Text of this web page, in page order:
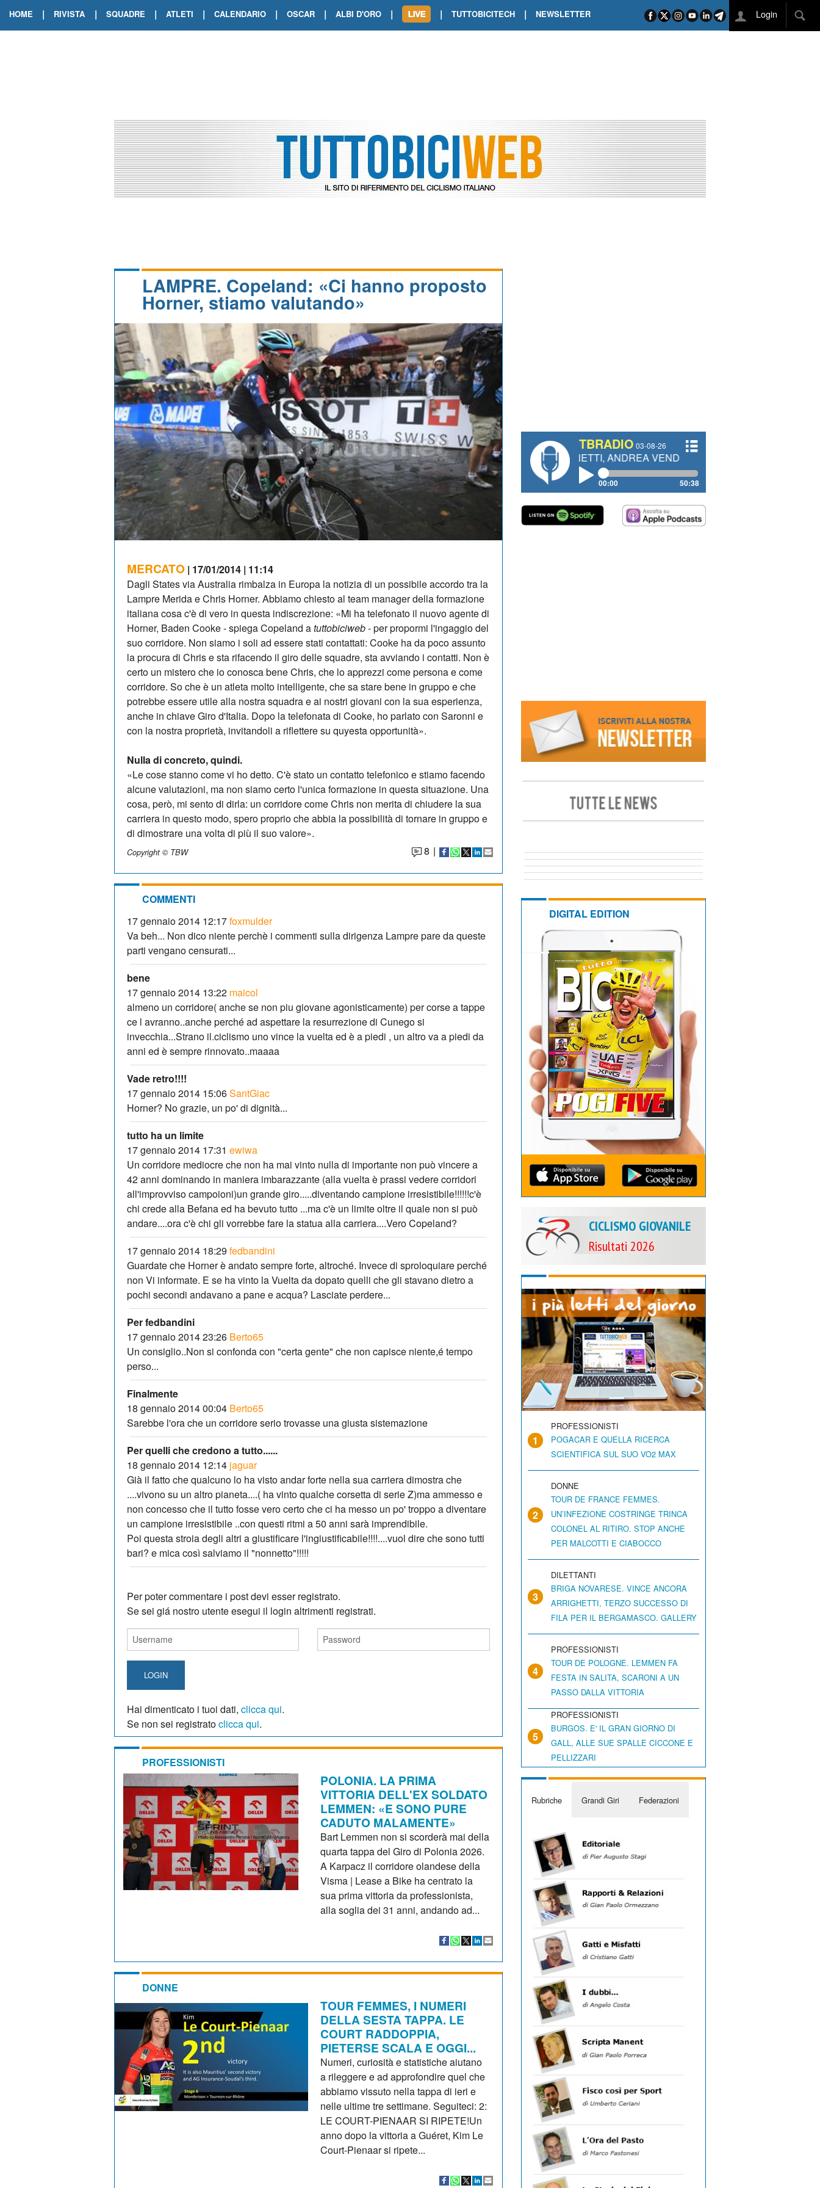
HOME | RIVISTA | SQUADRE | ATLETI | CALENDARIO | OSCAR | ALBI D'ORO |
TOUR DE FRANCE. ORCIERES-MERLETTE INCORONA CARAPAZ
TOUR DE FRANCE. A VOIRON TRIONFO DI PHILIPSEN SU SCHMID E KOOIJ
| TUTTOBICITECH | NEWSLETTER Login
LAMPRE. Copeland: «Ci hanno proposto
Horner, stiamo valutando»
MERCATO | 17/01/2014 | 11:14
Dagli States via Australia rimbalza in Europa la notizia di un possibile accordo tra la
Lampre Merida e Chris Horner. Abbiamo chiesto al team manager della formazione
italiana cosa c'è di vero in questa indiscrezione: «Mi ha telefonato il nuovo agente di
Horner, Baden Cooke - spiega Copeland atuttobiciweb- per propormi l'ingaggio del
suo corridore. Non siamo i soli ad essere stati contattati: Cooke ha da poco assunto
la procura di Chris e sta rifacendo il giro delle squadre, sta avviando i contatti. Non è
certo un mistero che io conosca bene Chris, che lo apprezzi come persona e come
corridore. So che è un atleta molto intelligente, che sa stare bene in gruppo e che
potrebbe essere utile alla nostra squadra e ai nostri giovani con la sua esperienza,
anche in chiave Giro d'Italia. Dopo la telefonata di Cooke, ho parlato con Saronni e
con la nostra proprietà, invitandoli a riflettere su quyesta opportunità».
Nulla di concreto, quindi.
«Le cose stanno come vi ho detto. C'è stato un contatto telefonico e stiamo facendo
alcune valutazioni, ma non siamo certo l'unica formazione in questa situazione. Una
cosa, però, mi sento di dirla: un corridore come Chris non merita di chiudere la sua
carriera in questo modo, spero proprio che abbia la possibilità di tornare in gruppo e
di dimostrare una volta di più il suo valore».
Copyright © TBW 8 |
COMMENTI
17 gennaio 2014 12:17foxmulder
Va beh... Non dico niente perchè i commenti sulla dirigenza Lampre pare da queste
parti vengano censurati...
bene
17 gennaio 2014 13:22 maicol
almeno un corridore( anche se non piu giovane agonisticamente) per corse a tappe
ce l avranno..anche perché ad aspettare la resurrezione di Cunego si
invecchia...Strano il.ciclismo uno vince la vuelta ed è a piedi , un altro va a piedi da
anni ed è sempre rinnovato..maaaa
Vade retro!!!!
17 gennaio 2014 15:06SantGiac
Horner? No grazie, un po' di dignità...
tutto ha un limite
17 gennaio 2014 17:31 ewiwa
Un corridore mediocre che non ha mai vinto nulla di importante non può vincere a
42 anni dominando in maniera imbarazzante (alla vuelta è prassi vedere corridori
all'improvviso campoioni)un grande giro.....diventando campione irresistibile!!!!!!c'è
chi crede alla Befana ed ha bevuto tutto ...ma c'è un limite oltre il quale non si può
andare....ora c'è chi gli vorrebbe fare la statua alla carriera....Vero Copeland?
17 gennaio 2014 18:29 fedbandini
Guardate che Horner è andato sempre forte, altroché. Invece di sproloquiare perché
non Vi informate. E se ha vinto la Vuelta da dopato quelli che gli stavano dietro a
pochi secondi andavano a pane e acqua? Lasciate perdere...
Per fedbandini
17 gennaio 2014 23:26 Berto65
Un consiglio..Non si confonda con "certa gente" che non capisce niente,é tempo
perso...
Finalmente
18 gennaio 2014 00:04 Berto65
Sarebbe l'ora che un corridore serio trovasse una giusta sistemazione
Per quelli che credono a tutto......
18 gennaio 2014 12:14 jaguar
Già il fatto che qualcuno lo ha visto andar forte nella sua carriera dimostra che
....vivono su un altro pianeta....( ha vinto qualche corsetta di serie Z)ma ammesso e
non concesso che il tutto fosse vero certo che ci ha messo un po' troppo a diventare
un campione irresistibile ..con questi ritmi a 50 anni sarà imprendibile.
Poi questa stroia degli altri a giustificare l'ingiustificabile!!!!....vuol dire che sono tutti
bari? e mica così salviamo il "nonnetto"!!!!!
Per poter commentare i post devi esser registrato.
Se sei giá nostro utente esegui il login altrimenti registrati.
LOGIN
Hai dimenticato i tuoi dati, clicca qui.
Se non sei registratoclicca qui.
PROFESSIONISTI
POLONIA. LA PRIMA
VITTORIA DELL'EX SOLDATO
LEMMEN: «E SONO PURE
CADUTO MALAMENTE»
Bart Lemmen non si scorderà mai della
quarta tappa del Giro di Polonia 2026.
A Karpacz il corridore olandese della
Visma | Lease a Bike ha centrato la
sua prima vittoria da professionista,
alla soglia dei 31 anni, andando ad...
DONNE
TOUR FEMMES, I NUMERI
DELLA SESTA TAPPA. LE
COURT RADDOPPIA,
PIETERSE SCALA E OGGI...
Numeri, curiosità e statistiche aiutano
a rileggere e ad approfondire quel che
abbiamo vissuto nella tappa di ieri e
nelle ultime tre settimane. Seguiteci: 2:
LE COURT-PIENAAR SI RIPETE!Un
anno dopo la vittoria a Guéret, Kim Le
Court-Pienaar si ripete...
TBRADIO 03-08-26
#334 CHARLY WEGELIUS, MAURO GIANETTI, ANDREA VENDRAME, FILIPPO FIORELLI
00:00 50:38
DIGITAL EDITION
CICLISMO GIOVANILE
Risultati 2026
1
PROFESSIONISTI
POGACAR E QUELLA RICERCA
SCIENTIFICA SUL SUO VO2 MAX
2
DONNE
TOUR DE FRANCE FEMMES.
UN’INFEZIONE COSTRINGE TRINCA
COLONEL AL RITIRO. STOP ANCHE
PER MALCOTTI E CIABOCCO
3
DILETTANTI
BRIGA NOVARESE. VINCE ANCORA
ARRIGHETTI, TERZO SUCCESSO DI
FILA PER IL BERGAMASCO. GALLERY
4
PROFESSIONISTI
TOUR DE POLOGNE. LEMMEN FA
FESTA IN SALITA, SCARONI A UN
PASSO DALLA VITTORIA
5
PROFESSIONISTI
BURGOS. E' IL GRAN GIORNO DI
GALL, ALLE SUE SPALLE CICCONE E
PELLIZZARI
Rubriche Grandi Giri Federazioni